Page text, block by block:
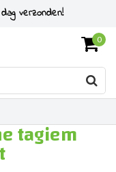
verzonden!
0
tagiem